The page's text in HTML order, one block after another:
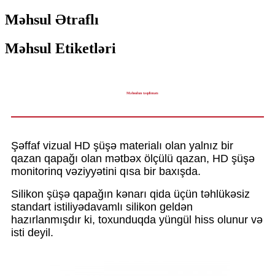
Məhsul Ətraflı
Məhsul Etiketləri
Məhsulun təqdimatı
Şəffaf vizual HD şüşə materialı olan yalnız bir
qazan qapağı olan mətbəx ölçülü qazan, HD şüşə
monitorinq vəziyyətini qısa bir baxışda.
Silikon şüşə qapağın kənarı qida üçün təhlükəsiz
standart istiliyədavamlı silikon geldən
hazırlanmışdır ki, toxunduqda yüngül hiss olunur və
isti deyil.